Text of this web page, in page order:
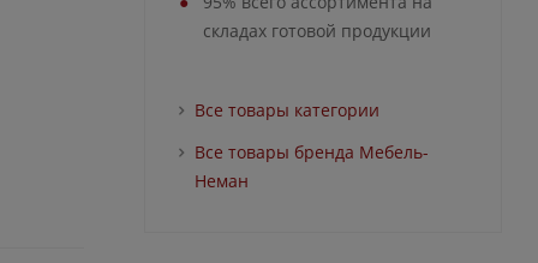
складах готовой продукции
Все товары категории
Все товары бренда Мебель-
Неман